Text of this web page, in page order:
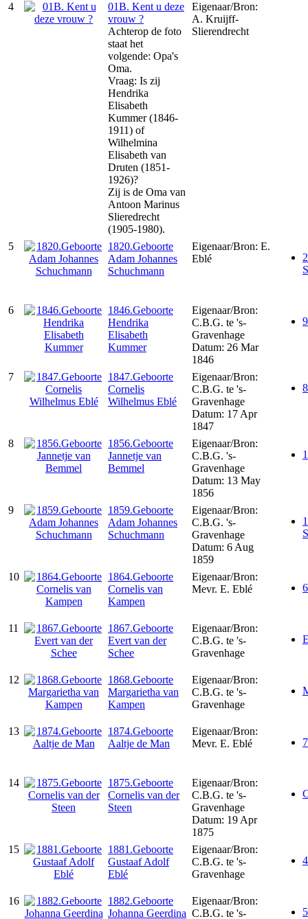
4
01B. Kent u deze
vrouw ?
Achterop de foto
staat het
volgende: Opa's
Oma.
Vraag: Is zij
Hendrika
Elisabeth
Kummer (1846-
1911) of
Wilhelmina
Elisabeth van
Druten (1851-
1926)?
Zij is de Oma van
Antoon Marinus
Slieredrecht
(1905-1980).
Eigenaar/Bron:
A. Kruijff-
Slierendrecht
5
1820.Geboorte
Adam Johannes
Schuchmann
Eigenaar/Bron: E.
Eblé
6
1846.Geboorte
Hendrika
Elisabeth
Kummer
Eigenaar/Bron:
C.B.G. te 's-
Gravenhage
Datum: 26 Mar
1846
7
1847.Geboorte
Cornelis
Wilhelmus Eblé
Eigenaar/Bron:
C.B.G. te 's-
Gravenhage
Datum: 17 Apr
1847
8
1856.Geboorte
Jannetje van
Bemmel
Eigenaar/Bron:
C.B.G. 's-
Gravenhage
Datum: 13 May
1856
9
1859.Geboorte
Adam Johannes
Schuchmann
Eigenaar/Bron:
C.B.G. 's-
Gravenhage
Datum: 6 Aug
1859
10
1864.Geboorte
Cornelis van
Kampen
Eigenaar/Bron:
Mevr. E. Eblé
11
1867.Geboorte
Evert van der
Schee
Eigenaar/Bron:
C.B.G. te 's-
Gravenhage
12
1868.Geboorte
Margarietha van
Kampen
Eigenaar/Bron:
C.B.G. te 's-
Gravenhage
13
1874.Geboorte
Aaltje de Man
Eigenaar/Bron:
Mevr. E. Eblé
14
1875.Geboorte
Cornelis van der
Steen
Eigenaar/Bron:
C.B.G. te 's-
Gravenhage
Datum: 19 Apr
1875
15
1881.Geboorte
Gustaaf Adolf
Eblé
Eigenaar/Bron:
C.B.G. te 's-
Gravenhage
16
1882.Geboorte
Johanna Geerdina
Eigenaar/Bron:
C.B.G. te 's-